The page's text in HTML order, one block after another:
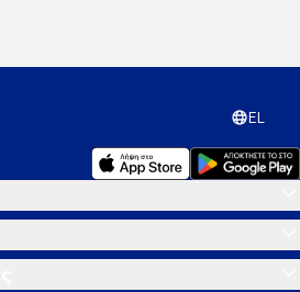
Κλινικής της Ιατρικής Σχολής του
νοσημάτων» της Ιατρικής Σχολής του
καθώς και στα προπτυχιακά
μαθήματα της Ενδοκρινολογίας και της
Σχολή Αθηνών. Έχει δημοσιεύσει πάνω
εκ των οποίων 50 πλήρεις
5ετία, με h-index 16 (5-yr h-index 13),
2019. Έχει επίσης τουλάχιστον 58
EL